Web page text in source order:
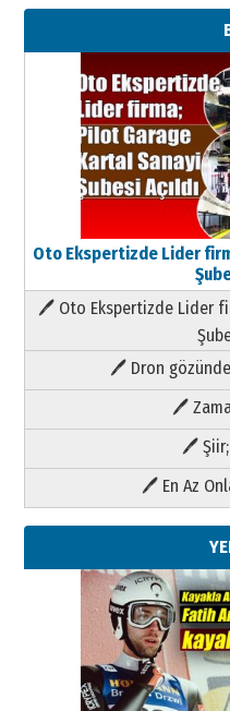
Oto Ekspertizde Lider
🖊 Oto Ekspertizde Lider
🖊 Dron
🖊
🖊 Şiir;
🖊 En Az